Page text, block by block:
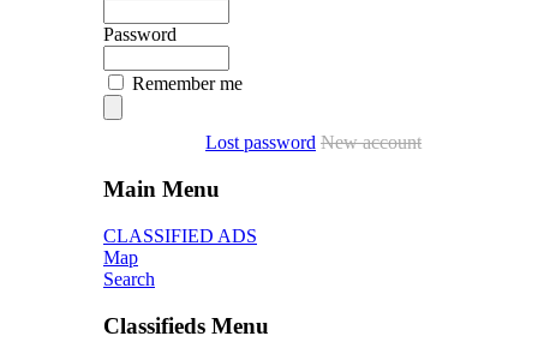
Password
Remember me
Lost password New account
Main Menu
CLASSIFIED ADS
Map
Search
Classifieds Menu